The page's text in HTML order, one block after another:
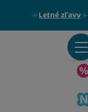
Letné zľavy